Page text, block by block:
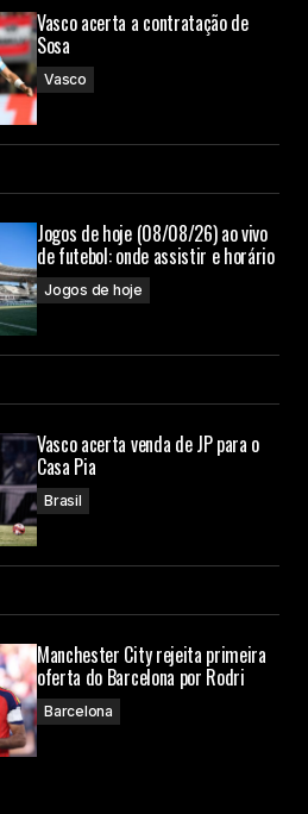
Vasco acerta a contratação de
Sosa
Vasco
Jogos de hoje (08/08/26) ao vivo
de futebol: onde assistir e horário
Jogos de hoje
Vasco acerta venda de JP para o
Casa Pia
Brasil
Manchester City rejeita primeira
oferta do Barcelona por Rodri
Barcelona